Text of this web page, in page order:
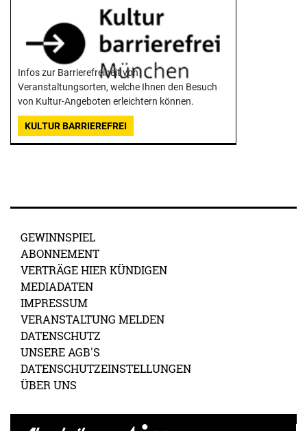
Infos zur Barrierefreiheit von
Veranstaltungsorten, welche Ihnen den Besuch
von Kultur-Angeboten erleichtern können.
KULTUR BARRIEREFREI
GEWINNSPIEL
ABONNEMENT
VERTRÄGE HIER KÜNDIGEN
MEDIADATEN
IMPRESSUM
VERANSTALTUNG MELDEN
DATENSCHUTZ
UNSERE AGB'S
DATENSCHUTZEINSTELLUNGEN
ÜBER UNS